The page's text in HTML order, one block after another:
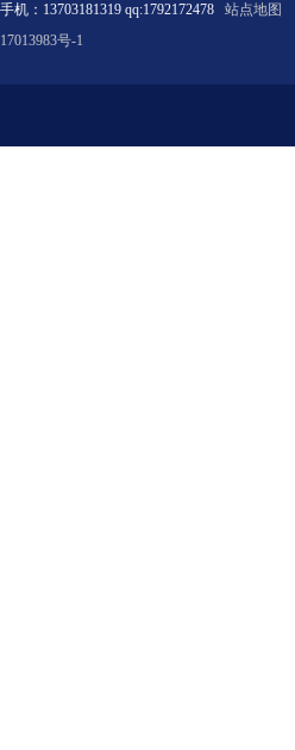
手机：13703181319 qq:1792172478 站点地图
17013983号-1